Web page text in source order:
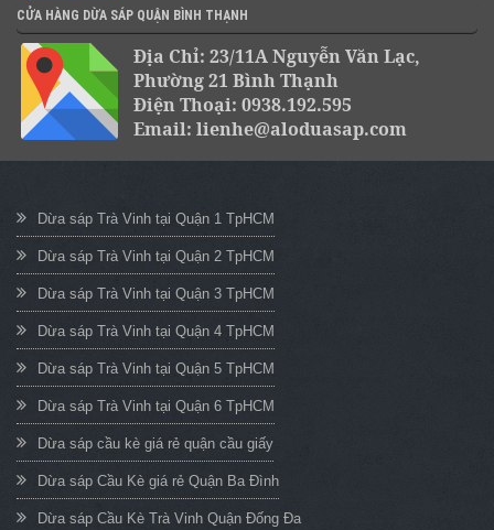
CỬA HÀNG DỪA SÁP QUẬN BÌNH THẠNH
Địa Chỉ: 23/11A Nguyễn Văn Lạc,
Phường 21 Bình Thạnh
Điện Thoại: 0938.192.595
Email: lienhe@aloduasap.com
Dừa sáp Trà Vinh tại Quận 1 TpHCM
Dừa sáp Trà Vinh tại Quận 2 TpHCM
Dừa sáp Trà Vinh tại Quận 3 TpHCM
Dừa sáp Trà Vinh tại Quận 4 TpHCM
Dừa sáp Trà Vinh tại Quận 5 TpHCM
Dừa sáp Trà Vinh tại Quận 6 TpHCM
Dừa sáp cầu kè giá rẻ quận cầu giấy
Dừa sáp Cầu Kè giá rẻ Quận Ba Đình
Dừa sáp Cầu Kè Trà Vinh Quận Đống Đa